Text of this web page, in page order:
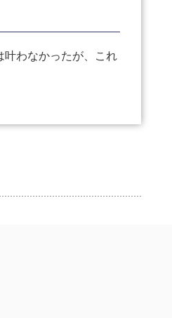
わなかったが、これ